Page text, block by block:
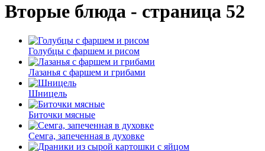
Вторые блюда - страница 52
Голубцы с фаршем и рисом
Лазанья с фаршем и грибами
Шницель
Биточки мясные
Семга, запеченная в духовке